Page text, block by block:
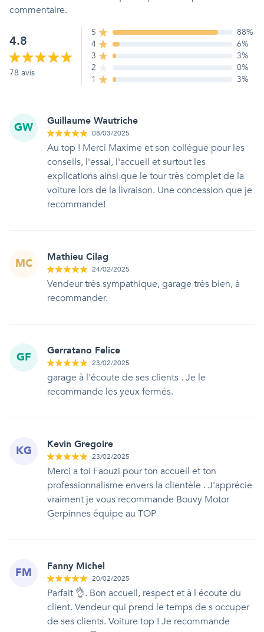
commentaire.
4.8
78 avis
5 88%
4
6%
3
3%
2
0%
1
3%
GW Guillaume Wautriche
08/03/2025
Au top ! Merci Maxime et son collègue pour les
conseils, l'essai, l'accueil et surtout les
explications ainsi que le tour très complet de la
voiture lors de la livraison. Une concession que je
recommande!
MC Mathieu Cilag
24/02/2025
Vendeur très sympathique, garage très bien, à
recommander.
GF Gerratano Felice
23/02/2025
garage à l'écoute de ses clients . Je le
recommande les yeux fermés.
KG Kevin Gregoire
23/02/2025
Merci a toi Faouzi pour ton accueil et ton
professionnalisme envers la clientèle . J'apprécie
vraiment je vous recommande Bouvy Motor
Gerpinnes équipe au TOP
FM Fanny Michel
20/02/2025
Parfait 👌. Bon accueil, respect et à l écoute du
client. Vendeur qui prend le temps de s occuper
de ses clients. Voiture top ! Je recommande